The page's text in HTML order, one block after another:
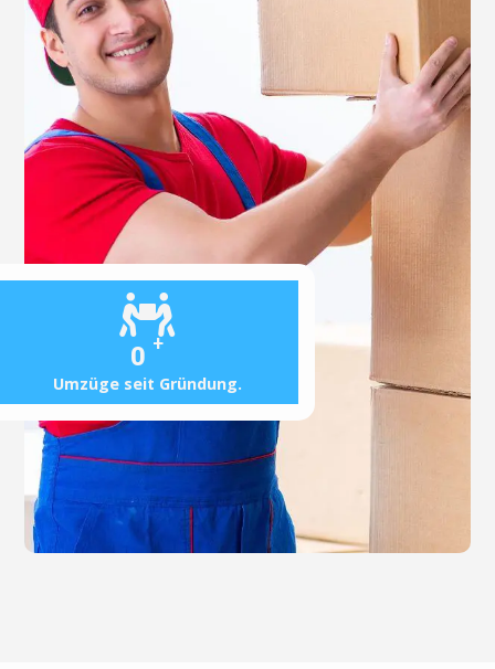
0 +
Umzüge seit Gründung.